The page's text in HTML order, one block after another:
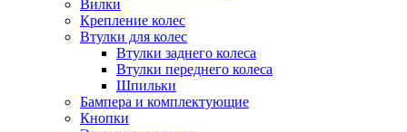
Вилки
Крепление колес
Втулки для колес
Втулки заднего колеса
Втулки переднего колеса
Шпильки
Бампера и комплектующие
Кнопки